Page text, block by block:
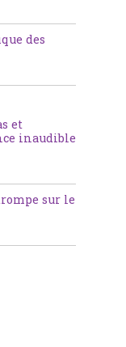
des
et
inaudible
sur le